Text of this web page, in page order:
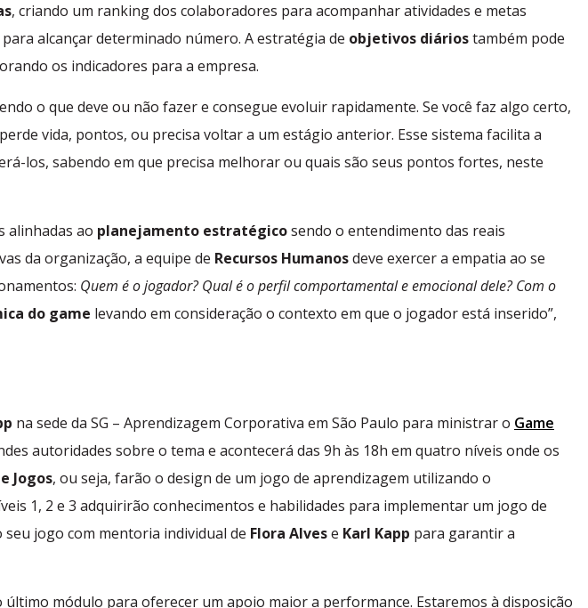
, criando um ranking dos colaboradores para acompanhar atividades e metas
alcançar determinado número. A estratégia de objetivos diáriostambém pode
os indicadores para a empresa.
o que deve ou não fazer e consegue evoluir rapidamente. Se você faz algo certo,
vida, pontos, ou precisa voltar a um estágio anterior. Esse sistema facilita a
los, sabendo em que precisa melhorar ou quais são seus pontos fortes, neste
alinhadas ao planejamento estratégicosendo o entendimento das reais
da organização, a equipe de Recursos Humanosdeve exercer a empatia ao se
Quem é o jogador? Qual é o perfil comportamental e emocional dele? Com o
do game levando em consideração o contexto em que o jogador está inserido”,
na sede da SG – Aprendizagem Corporativa em São Paulo para ministrar o Game
autoridades sobre o tema e acontecerá das 9h às 18h em quatro níveis onde os
Jogos, ou seja, farão o design de um jogo de aprendizagem utilizando o
1, 2 e 3 adquirirão conhecimentos e habilidades para implementar um jogo de
jogo com mentoria individual de Flora Alvese Karl Kapp para garantir a
último módulo para oferecer um apoio maior a performance. Estaremos à disposição